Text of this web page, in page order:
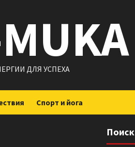
ДЛЯ УСПЕХА
Спорт и йога
Поиск